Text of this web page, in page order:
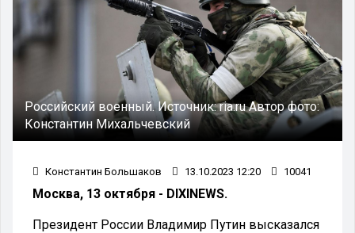
Российский военный.Источник:ria.ruАвтор фото:
Константин Михальчевский
Константин Большаков 13.10.2023 12:20 10041
Москва, 13 октября - DIXINEWS.
Президент России Владимир Путин высказался